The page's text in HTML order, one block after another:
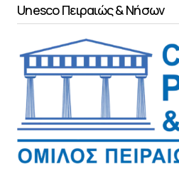
Unesco Πειραιώς & Νήσων